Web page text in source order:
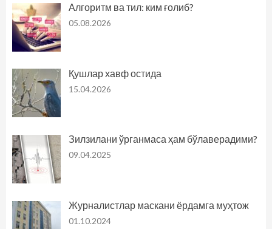
Алгоритм ва тил: ким ғолиб?
05.08.2026
Қушлар хавф остида
15.04.2026
Зилзилани ўрганмаса ҳам бўлаверадими?
09.04.2025
Журналистлар маскани ёрдамга муҳтож
01.10.2024